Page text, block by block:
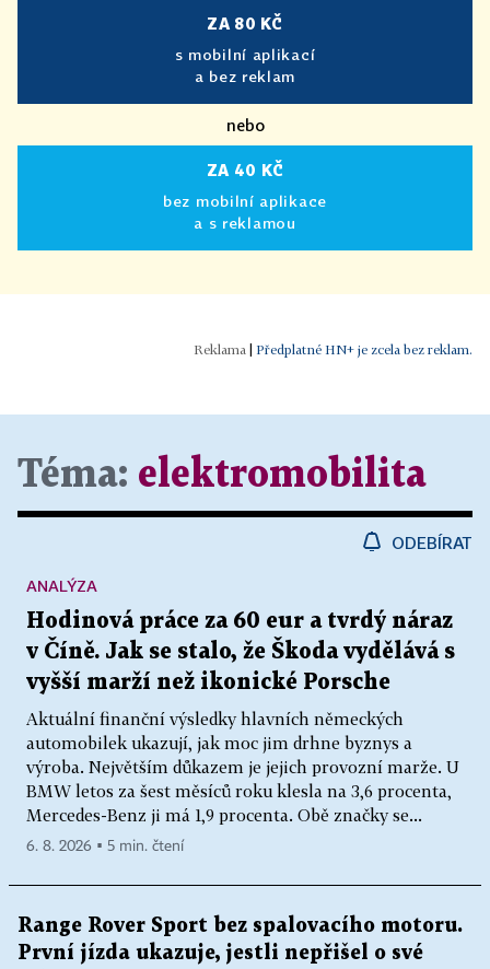
ZA 80 KČ
s mobilní aplikací
a bez reklam
nebo
ZA 40 KČ
bez mobilní aplikace
a s reklamou
| Předplatné HN+ je zcela bez reklam.
Téma: elektromobilita
ODEBÍRAT
Hodinová práce za 60 eur a tvrdý náraz
v Číně. Jak se stalo, že Škoda vydělává s
vyšší marží než ikonické Porsche
Aktuální finanční výsledky hlavních německých
automobilek ukazují, jak moc jim drhne byznys a
výroba. Největším důkazem je jejich provozní marže. U
BMW letos za šest měsíců roku klesla na 3,6 procenta,
Mercedes-Benz ji má 1,9 procenta. Obě značky se...
ANALÝZA
6. 8. 2026 ▪ 5 min. čtení
Range Rover Sport bez spalovacího motoru.
První jízda ukazuje, jestli nepřišel o své